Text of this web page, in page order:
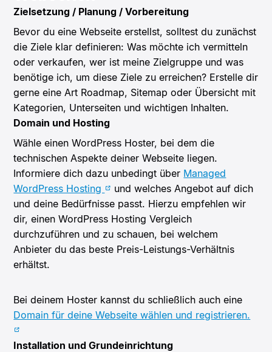
Zielsetzung / Planung / Vorbereitung
Bevor du eine Webseite erstellst, solltest du zunächst
die Ziele klar definieren: Was möchte ich vermitteln
oder verkaufen, wer ist meine Zielgruppe und was
benötige ich, um diese Ziele zu erreichen? Erstelle dir
gerne eine Art Roadmap, Sitemap oder Übersicht mit
Kategorien, Unterseiten und wichtigen Inhalten.
Domain und Hosting
Wähle einen WordPress Hoster, bei dem die
technischen Aspekte deiner Webseite liegen.
Informiere dich dazu unbedingt über Managed
WordPress Hosting
und welches Angebot auf dich
und deine Bedürfnisse passt. Hierzu empfehlen wir
dir, einen WordPress Hosting Vergleich
durchzuführen und zu schauen, bei welchem
Anbieter du das beste Preis-Leistungs-Verhältnis
erhältst.
Bei deinem Hoster kannst du schließlich auch eine
Domain für deine Webseite wählen und registrieren.
Installation und Grundeinrichtung